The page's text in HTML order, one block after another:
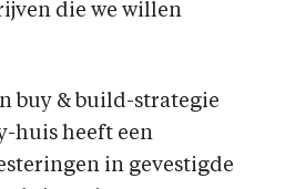
die we willen
buy & build-strategie
huis heeft een
in gevestigde